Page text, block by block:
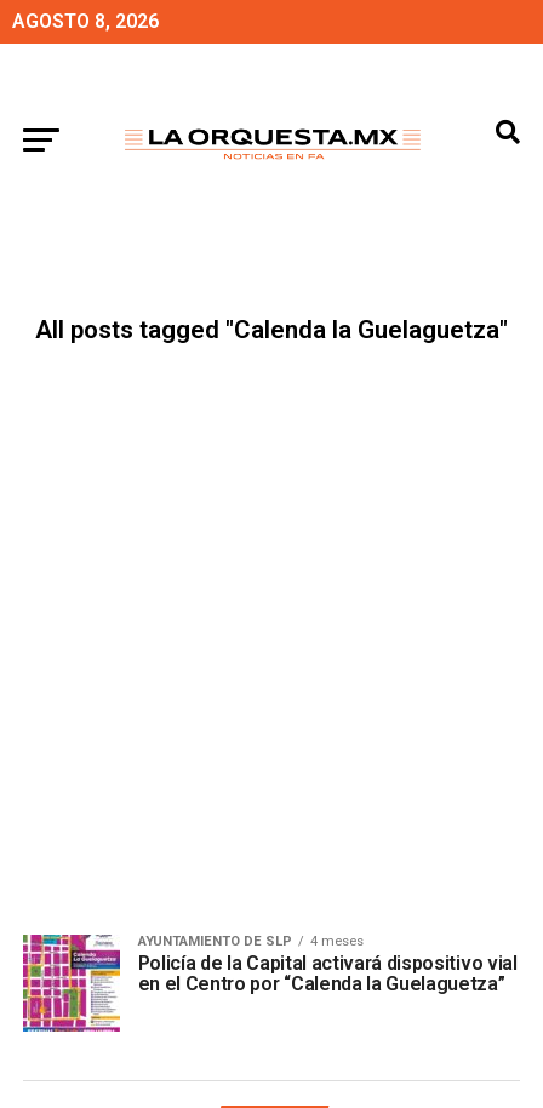
AGOSTO 8, 2026
All posts tagged "Calenda la Guelaguetza"
AYUNTAMIENTO DE SLP 4 meses
Policía de la Capital activará dispositivo vial
en el Centro por “Calenda la Guelaguetza”